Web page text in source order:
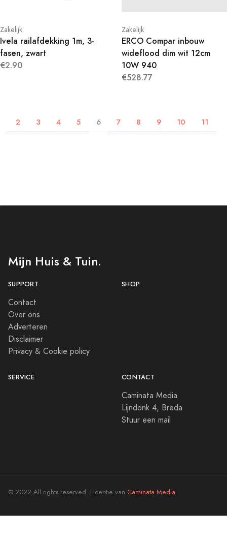
Zakelijk
Ivela railafdekking 1m, 3-
fasen, zwart
€2.90
Zakelijk
ERCO Compar inbouw
wideflood dim wit 12cm
10W 940
€528.77
2 3 4 5 6 7 8 9 10 11
Mijn Huis & Tuin.
SUPPORT
Contact
Over ons
Adverteren
Disclaimer
Privacy & Cookie policy
SHOP
SERVICE CONTACT
Caminata Media
Lijndonk 4, Breda
Stuur een mail
© 2022 All rights reserved. Licentie van Caminata Media